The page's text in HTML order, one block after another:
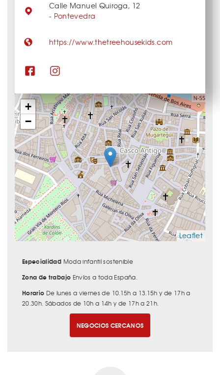
+
−
Leaflet
Calle Manuel Quiroga, 12
- Pontevedra
https://www.thetreehousekids.com
Especialidad Moda infantil sostenible
Zona de trabajo Envíos a toda España.
Horario De lunes a viernes de 10.15h a 13.15h y de 17h a
20.30h. Sábados de 10h a 14h y de 17h a 21h.
NEGOCIOS CERCANOS